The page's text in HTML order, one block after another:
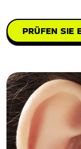
PRÜFEN SIE